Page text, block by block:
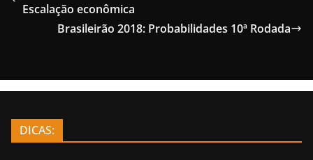
Escalação econômica
Brasileirão 2018: Probabilidades 10ª Rodada
DICAS: